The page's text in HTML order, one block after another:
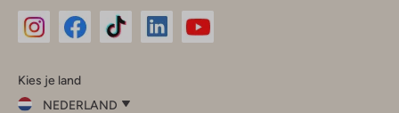
InstagramFacebook
Kies je land
NEDERLAND